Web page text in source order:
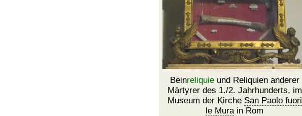
Beinreliquieund Reliquien anderer
Märtyrer des 1./2. Jahrhunderts, im
Museum der Kirche San Paolo fuori
le Murain Rom